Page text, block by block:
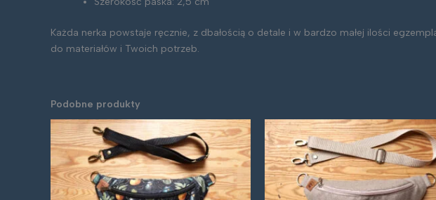
Każda nerka powstaje ręcznie, z dbałością o detale i w bardzo małej ilości
do materiałów i Twoich potrzeb.
Podobne produkty